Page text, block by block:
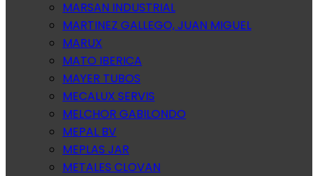
MARSAN INDUSTRIAL
MARTINEZ GALLEGO, JUAN MIGUEL
MARUX
MATO IBERICA
MAYER TUBOS
MECALUX SERVIS
MELCHOR GABILONDO
MEPAL BV
MEPLAS JAR
METALES CLOVAN